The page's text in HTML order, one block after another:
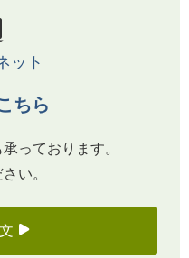
ット
ちら
っております。
い。